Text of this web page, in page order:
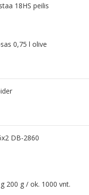
18HS peilis
0,75 l olive
DB-2860
200 g / ok. 1000 vnt.